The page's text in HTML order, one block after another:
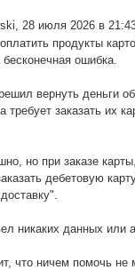
28 июля 2026 в
продукты
ошибка.
вернуть деньги
требует заказать их
но при заказе
дебетовую
никаких данных или
что ничем помочь не